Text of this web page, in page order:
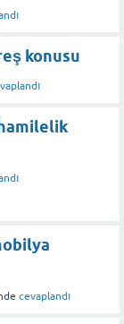
konusu
cevaplandı